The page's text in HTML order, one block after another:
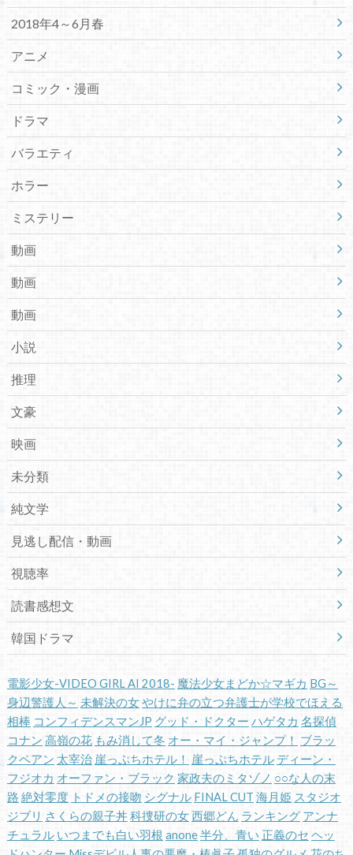
2018年4～6月春
アニメ
コミック・漫画
ドラマ
バラエティ
ホラー
ミステリー
動画
動画
動画
小説
推理
文豪
映画
未分類
純文学
見逃し配信・動画
視聴率
読書感想文
韓国ドラマ
電影少女-VIDEO GIRL AI 2018- 魔法少女まどか☆マギカ BG～
身辺警護人～ 未解決の女やけに弁の立つ弁護士が学校でほえる
相棒 コンフィデンスマンJP グッド・ドクター ハゲタカ 名探偵
コナン 高嶺の花 もみ消して冬 オー・マイ・ジャンプ！ ブラッ
クペアン 太宰治 崖っぷちホテル！ 崖っぷちホテル ディーン・
フジオカ オーファン・ブラック 家政夫のミタゾノ ○○な人の末
路 絶対零度 トドメの接吻 シグナル FINAL CUT 海月姫 スタジオ
ジブリ さくらの親子丼科捜研の女西郷どん ランキング アンナ
チュラル いつまでも白い羽根 anone半分、青い 正義のセ ヘッ